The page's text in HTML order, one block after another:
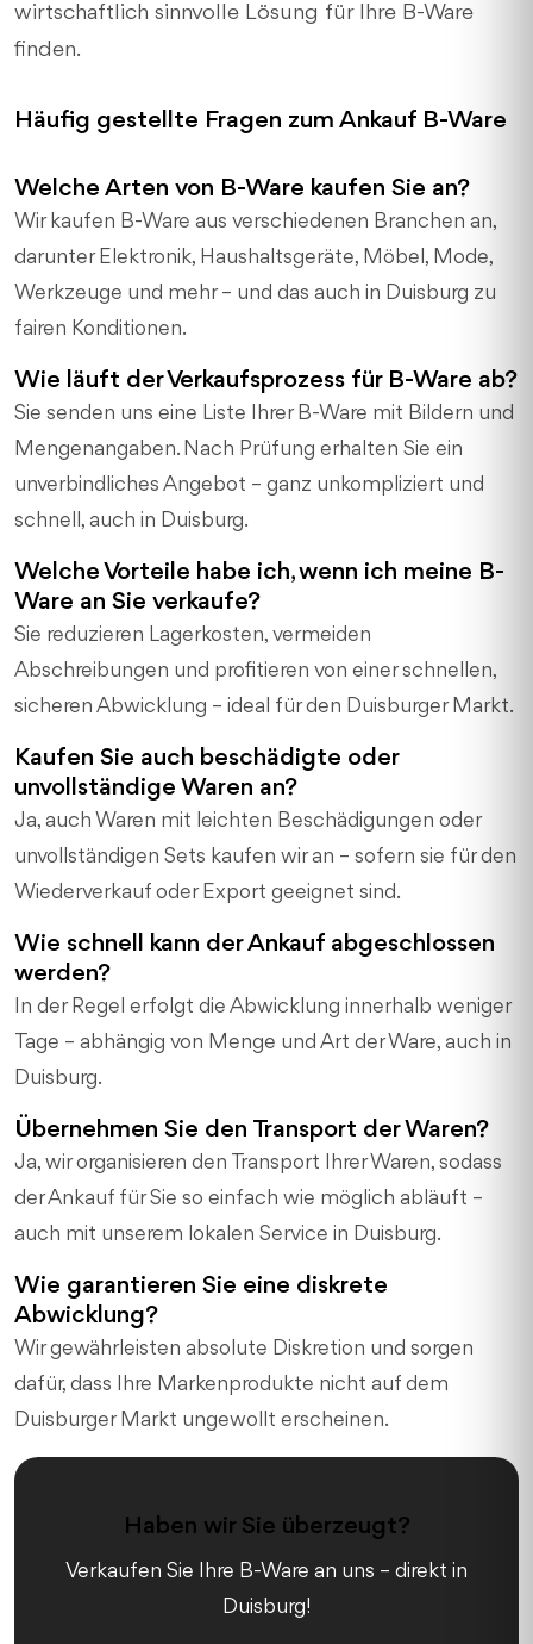
wirtschaftlich sinnvolle Lösung für Ihre B-Ware
finden.
Häufig gestellte Fragen zum Ankauf B-Ware
Welche Arten von B-Ware kaufen Sie an?
Wir kaufen B-Ware aus verschiedenen Branchen an,
darunter Elektronik, Haushaltsgeräte, Möbel, Mode,
Werkzeuge und mehr – und das auch in Duisburg zu
fairen Konditionen.
Wie läuft der Verkaufsprozess für B-Ware ab?
Sie senden uns eine Liste Ihrer B-Ware mit Bildern und
Mengenangaben. Nach Prüfung erhalten Sie ein
unverbindliches Angebot – ganz unkompliziert und
schnell, auch in Duisburg.
Welche Vorteile habe ich, wenn ich meine B-
Ware an Sie verkaufe?
Sie reduzieren Lagerkosten, vermeiden
Abschreibungen und profitieren von einer schnellen,
sicheren Abwicklung – ideal für den Duisburger Markt.
Kaufen Sie auch beschädigte oder
unvollständige Waren an?
Ja, auch Waren mit leichten Beschädigungen oder
unvollständigen Sets kaufen wir an – sofern sie für den
Wiederverkauf oder Export geeignet sind.
Wie schnell kann der Ankauf abgeschlossen
werden?
In der Regel erfolgt die Abwicklung innerhalb weniger
Tage – abhängig von Menge und Art der Ware, auch in
Duisburg.
Übernehmen Sie den Transport der Waren?
Ja, wir organisieren den Transport Ihrer Waren, sodass
der Ankauf für Sie so einfach wie möglich abläuft –
auch mit unserem lokalen Service in Duisburg.
Wie garantieren Sie eine diskrete
Abwicklung?
Wir gewährleisten absolute Diskretion und sorgen
dafür, dass Ihre Markenprodukte nicht auf dem
Duisburger Markt ungewollt erscheinen.
Haben wir Sie überzeugt?
Verkaufen Sie Ihre B-Ware an uns – direkt in
Duisburg!